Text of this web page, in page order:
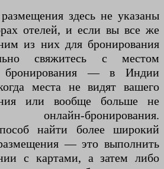
здесь не указаны
отелей, и если вы все же
из них для бронирования
свяжитесь с местом
бронирования — в Индии
места не видят вашего
или вообще больше не
бронирования.
найти более широкий
— это выполнить
с картами, а затем либо